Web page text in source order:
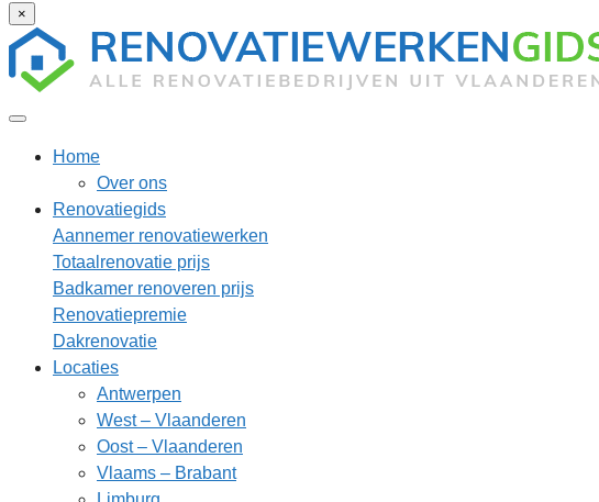
×
Home
Over ons
Renovatiegids
Aannemer renovatiewerken
Totaalrenovatie prijs
Badkamer renoveren prijs
Renovatiepremie
Dakrenovatie
Locaties
Antwerpen
West – Vlaanderen
Oost – Vlaanderen
Vlaams – Brabant